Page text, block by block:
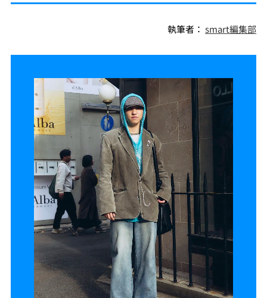
執筆者：smart編集部